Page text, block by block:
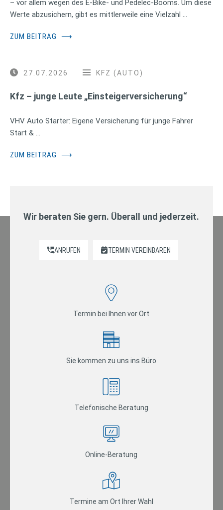
– vor allem wegen des E-Bike- und Pedelec-Booms. Um diese
Werte abzusichern, gibt es mittlerweile eine Vielzahl …
ZUM BEITRAG ⟶
27.07.2026 KFZ (AUTO)
Kfz – junge Leute „Einsteigerversicherung“
VHV Auto Starter: Eigene Versicherung für junge Fahrer
Start & …
ZUM BEITRAG ⟶
Wir beraten Sie gern. Überall und jederzeit.
ANRUFEN TERMIN VEREINBAREN
Termin bei Ihnen vor Ort
Sie kommen zu uns ins Büro
Telefonische Beratung
Online-Beratung
Termine am Ort Ihrer Wahl